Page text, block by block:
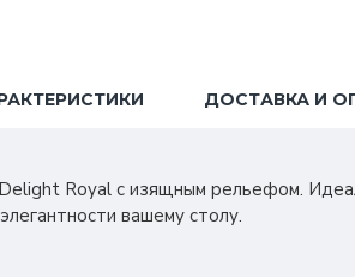
ДОСТАВКА И
Royal с изящным рельефом.
вашему столу.